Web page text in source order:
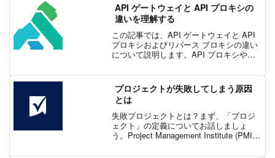
API ゲートウェイと API プロキシの
違いを理解する
この記事では、API ゲートウェイと API
プロキシおよびリバース プロキシの違い
について説明します。API プロキシやリ
したツールについて取り上げます。これ
らのうちいずれかを選択するには、使用
例を確認することが重要です。
プロジェクトが失敗してしまう原因
とは
失敗プロジェクトとは？まず、「プロジ
ェクト」の定義についてお話しましょ
う。Project Management Institute (PMI)